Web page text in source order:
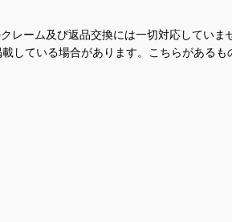
ーム及び返品交換には一切対応していま
している場合があります。こちらがある